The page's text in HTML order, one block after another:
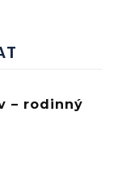
– rodinný